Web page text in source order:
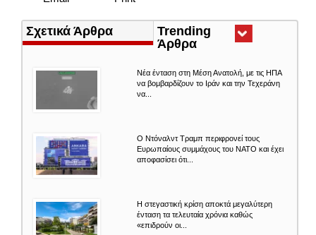
Σχετικά Άρθρα
Trending
Άρθρα(ενεργή
Nέα ένταση στη Μέση Ανατολή, με τις ΗΠΑ
να βομβαρδίζουν το Ιράν και την Τεχεράνη
να...
Ο Ντόναλντ Τραμπ περιφρονεί τους
Ευρωπαίους συμμάχους του ΝΑΤΟ και έχει
αποφασίσει ότι...
Η στεγαστική κρίση αποκτά μεγαλύτερη
ένταση τα τελευταία χρόνια καθώς
«επιδρούν οι...